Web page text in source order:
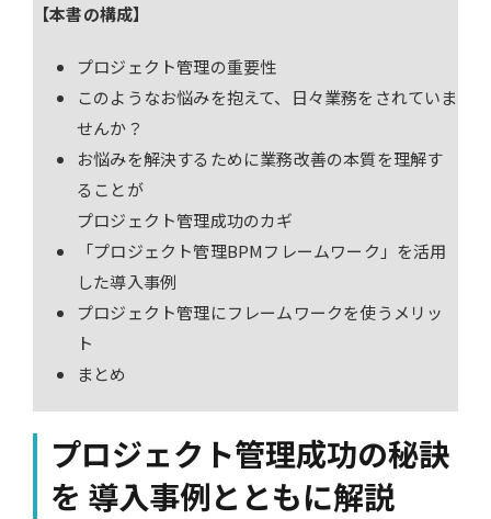
【本書の構成】
プロジェクト管理の重要性
このようなお悩みを抱えて、日々業務をされていま
せんか？
お悩みを解決するために業務改善の本質を理解す
ることが
プロジェクト管理成功のカギ
「プロジェクト管理BPMフレームワーク」を活用
した導入事例
プロジェクト管理にフレームワークを使うメリッ
ト
まとめ
プロジェクト管理成功の秘訣
を 導入事例とともに解説